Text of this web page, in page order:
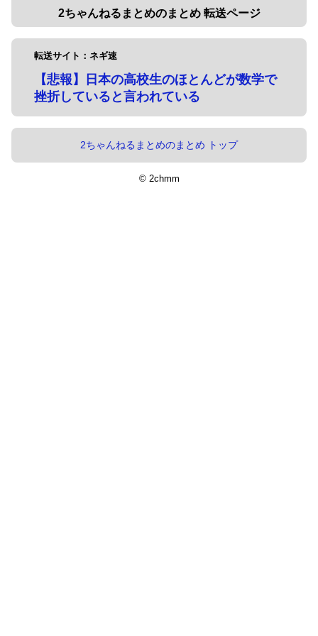
2ちゃんねるまとめのまとめ 転送ページ
転送サイト：ネギ速
【悲報】日本の高校生のほとんどが数学で
挫折していると言われている
2ちゃんねるまとめのまとめ トップ
© 2chmm